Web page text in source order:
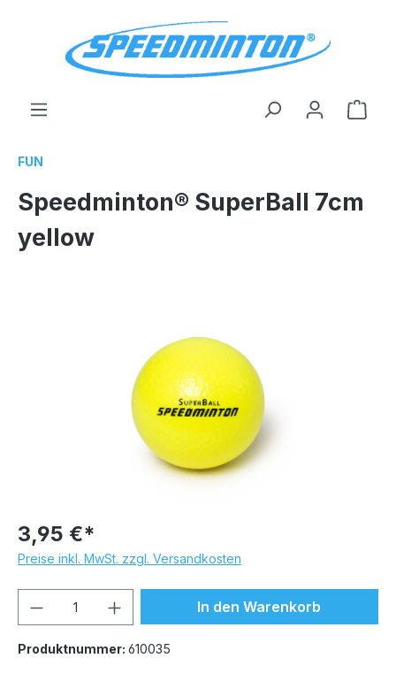
FUN
Speedminton® SuperBall 7cm
yellow
3,95 €*
Preise inkl. MwSt. zzgl. Versandkosten
Produkt Anzahl: Gib denIn den Warenkorb
Produktnummer: 610035